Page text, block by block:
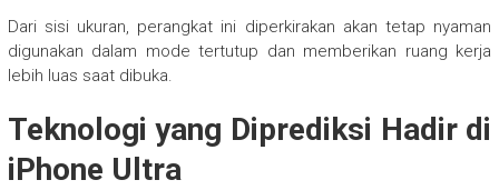
Dari sisi ukuran, perangkat ini diperkirakan akan tetap nyaman
digunakan dalam mode tertutup dan memberikan ruang kerja
lebih luas saat dibuka.
Teknologi yang Diprediksi Hadir di
iPhone Ultra